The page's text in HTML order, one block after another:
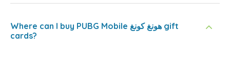
Where can I buy PUBG Mobile هونغ كونغ gift
cards?